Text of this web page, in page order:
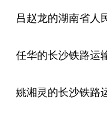
吕赵龙的湖南省人民
任华的长沙铁路运输
姚湘灵的长沙铁路运